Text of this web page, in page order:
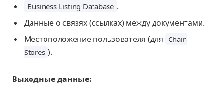
Business Listing Database .
Данные о связях (ссылках) между документами.
Местоположение пользователя (для Chain
Stores ).
Выходные данные: